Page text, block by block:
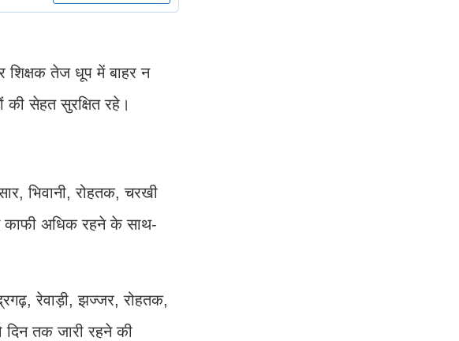
शिक्षक तेज धूप में बाहर न
सेहत सुरक्षित रहे।
भिवानी, रोहतक, चरखी
काफी अधिक रहने के साथ-
रेवाड़ी, झज्जर, रोहतक,
दिन तक जारी रहने की